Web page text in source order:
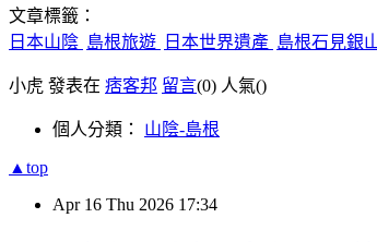
文章標籤：
日本山陰 島根旅遊 日本世界遺產 島根石見銀
小虎 發表在 痞客邦 留言(0) 人氣()
個人分類： 山陰-島根
▲top
Apr 16 Thu 2026 17:34